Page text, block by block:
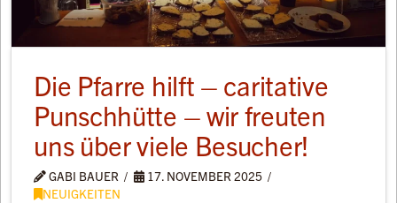
Die Pfarre hilft – caritative
Punschhütte – wir freuten
uns über viele Besucher!
GABI BAUER
17. NOVEMBER 2025
NEUIGKEITEN